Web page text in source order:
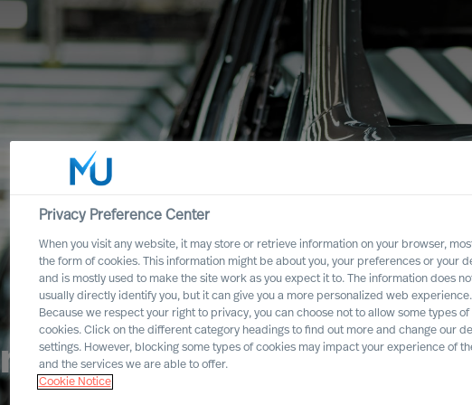
el sector de
Privacy Preference Center
When you visit any website, it may store or retrieve information on your browser,
the form of cookies. This information might be about you, your preferences or your
and is mostly used to make the site work as you expect it to. The information does
usually directly identify you, but it can give you a more personalized web experience.
Because we respect your right to privacy, you can choose not to allow some types of
cookies. Click on the different category headings to find out more and change our
settings. However, blocking some types of cookies may impact your experience of
and the services we are able to offer.
Cookie Notice